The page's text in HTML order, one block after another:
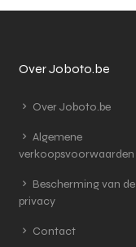
Over Joboto.be
Over Joboto.be
Algemene
verkoopsvoorwaarden
Bescherming van de
privacy
Contact